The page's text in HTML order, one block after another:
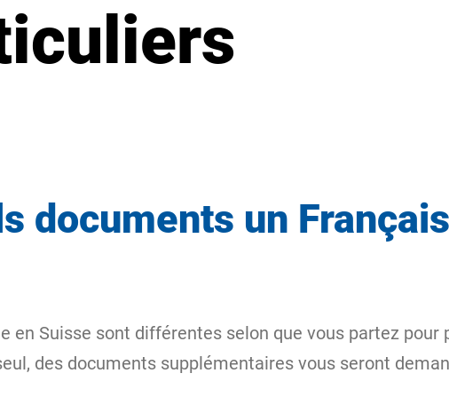
documents un
en Suisse sont différentes selon que vous partez
des documents supplémentaires vous seront